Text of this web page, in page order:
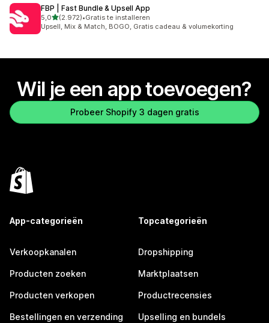
FBP | Fast Bundle & Upsell App
5,0van 5 sterren
(2.972)
2972 recensies in totaal
•Gratis te installeren
Upsell, Mix & Match, BOGO, Gratis cadeau & volumekorting
Wil je een app toevoegen?
Probeer Shopify 3 dagen gratis
App-categorieën
Verkoopkanalen
Producten zoeken
Producten verkopen
Bestellingen en verzending
Topcategorieën
Dropshipping
Marktplaatsen
Productrecensies
Upselling en bundels